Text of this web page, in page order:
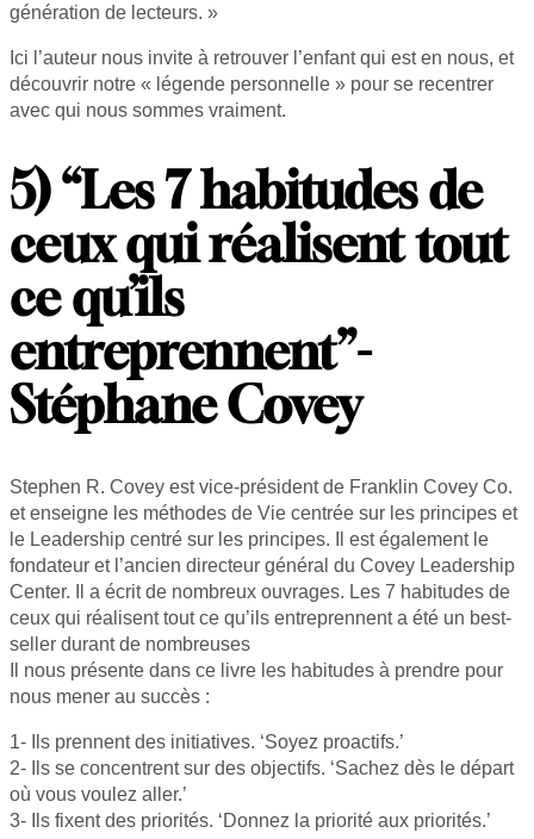
génération de lecteurs. »
Ici l’auteur nous invite à retrouver l’enfant qui est en nous, et
découvrir notre « légende personnelle » pour se recentrer
avec qui nous sommes vraiment.
5) “Les 7 habitudes de
ceux qui réalisent tout
ce qu’ils
entreprennent”-
Stéphane Covey
Stephen R. Covey est vice-président de Franklin Covey Co.
et enseigne les méthodes de Vie centrée sur les principes et
le Leadership centré sur les principes. Il est également le
fondateur et l’ancien directeur général du Covey Leadership
Center. Il a écrit de nombreux ouvrages. Les 7 habitudes de
ceux qui réalisent tout ce qu’ils entreprennent a été un best-
seller durant de nombreuses
Il nous présente dans ce livre les habitudes à prendre pour
nous mener au succès :
1- Ils prennent des initiatives. ‘Soyez proactifs.’
2- Ils se concentrent sur des objectifs. ‘Sachez dès le départ
où vous voulez aller.’
3- Ils fixent des priorités. ‘Donnez la priorité aux priorités.’